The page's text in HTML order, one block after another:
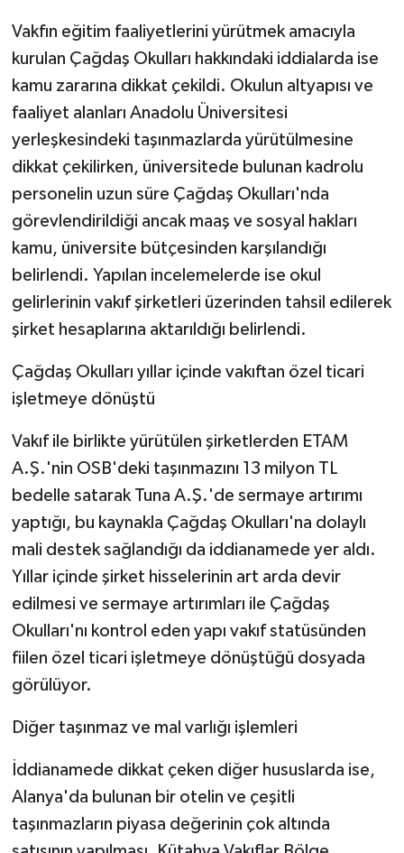
Vakfın eğitim faaliyetlerini yürütmek amacıyla
kurulan Çağdaş Okulları hakkındaki iddialarda ise
kamu zararına dikkat çekildi. Okulun altyapısı ve
faaliyet alanları Anadolu Üniversitesi
yerleşkesindeki taşınmazlarda yürütülmesine
dikkat çekilirken, üniversitede bulunan kadrolu
personelin uzun süre Çağdaş Okulları'nda
görevlendirildiği ancak maaş ve sosyal hakları
kamu, üniversite bütçesinden karşılandığı
belirlendi. Yapılan incelemelerde ise okul
gelirlerinin vakıf şirketleri üzerinden tahsil edilerek
şirket hesaplarına aktarıldığı belirlendi.
Çağdaş Okulları yıllar içinde vakıftan özel ticari
işletmeye dönüştü
Vakıf ile birlikte yürütülen şirketlerden ETAM
A.Ş.'nin OSB'deki taşınmazını 13 milyon TL
bedelle satarak Tuna A.Ş.'de sermaye artırımı
yaptığı, bu kaynakla Çağdaş Okulları'na dolaylı
mali destek sağlandığı da iddianamede yer aldı.
Yıllar içinde şirket hisselerinin art arda devir
edilmesi ve sermaye artırımları ile Çağdaş
Okulları'nı kontrol eden yapı vakıf statüsünden
fiilen özel ticari işletmeye dönüştüğü dosyada
görülüyor.
Diğer taşınmaz ve mal varlığı işlemleri
İddianamede dikkat çeken diğer hususlarda ise,
Alanya'da bulunan bir otelin ve çeşitli
taşınmazların piyasa değerinin çok altında